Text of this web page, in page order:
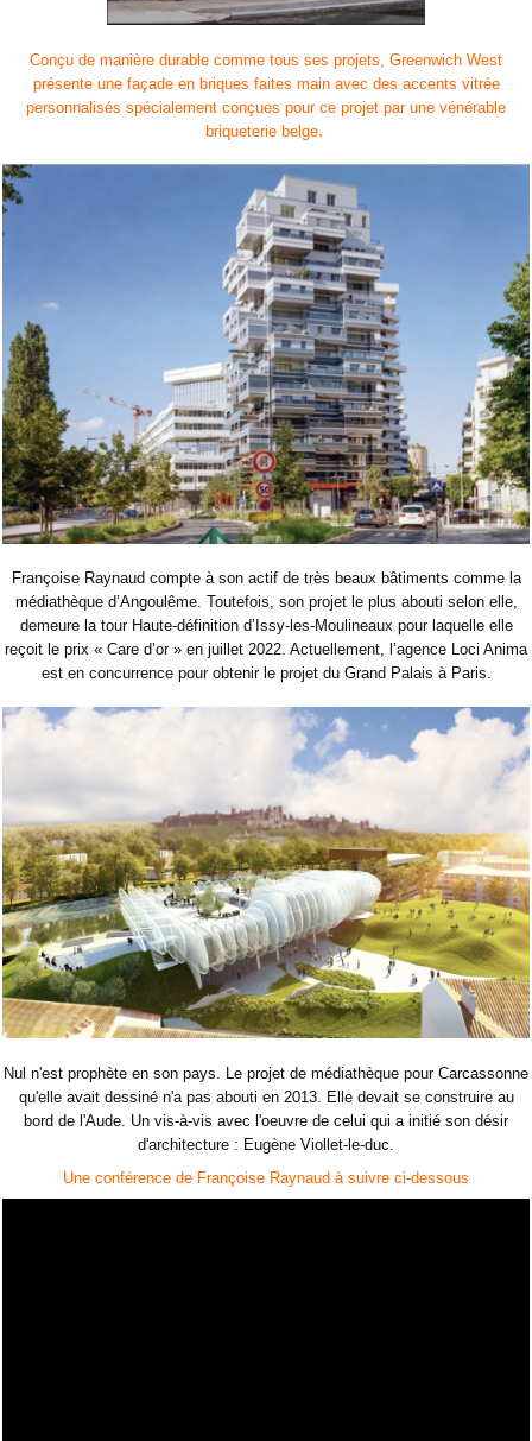
Conçu de manière durable comme tous ses projets, Greenwich West
présente une façade en briques faites main avec des accents vitrée
personnalisés spécialement conçues pour ce projet par une vénérable
briqueterie belge.
Françoise Raynaud compte à son actif de très beaux bâtiments comme la
médiathèque d’Angoulême. Toutefois, son projet le plus abouti selon elle,
demeure la tour Haute-définition d’Issy-les-Moulineaux pour laquelle elle
reçoit le prix « Care d’or » en juillet 2022. Actuellement, l’agence Loci Anima
est en concurrence pour obtenir le projet du Grand Palais à Paris.
Nul n'est prophète en son pays. Le projet de médiathèque pour Carcassonne
qu'elle avait dessiné n'a pas abouti en 2013. Elle devait se construire au
bord de l'Aude. Un vis-à-vis avec l'oeuvre de celui qui a initié son désir
d'architecture : Eugène Viollet-le-duc.
Une conférence de Françoise Raynaud à suivre ci-dessous